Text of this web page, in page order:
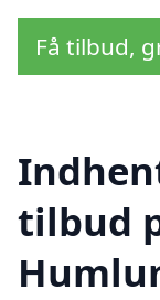
Få tilbud,
tilbud